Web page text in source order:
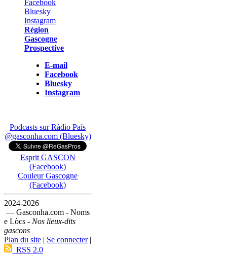
Région
Gascogne
Prospective
E-mail
Facebook
Bluesky
Instagram
Podcasts sur Ràdio País
@gasconha.com (Bluesky)
Esprit GASCON
(Facebook)
Couleur Gascogne
(Facebook)
2024-2026
— Gasconha.com - Noms
e Lòcs - Nos lieux-dits
gascons
Plan du site | Se connecter|
RSS 2.0